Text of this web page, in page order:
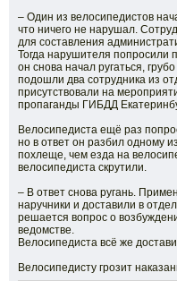
– Один из велосипедистов
что ничего не нарушал.
для составления
Тогда нарушителя попросили
он снова начал ругаться,
подошли два сотрудника из
присутствовали на
пропаганды ГИБДД
Велосипедиста ещё раз
но в ответ он разбил одному
похлеще, чем езда на
велосипедиста скрутили.
– В ответ снова ругань.
наручники и доставили в
решается вопрос о
ведомстве.
Велосипедиста всё же
Велосипедисту грозит